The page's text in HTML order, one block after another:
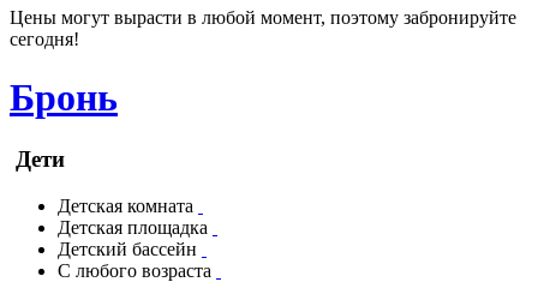
Цены могут вырасти в любой момент, поэтому забронируйте
сегодня!
Бронь
Дети
Детская комната
Детская площадка
Детский бассейн
С любого возраста